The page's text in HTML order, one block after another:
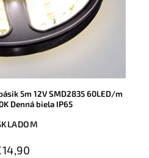
5m 12V SMD2835 60LED/m
Denná biela IP65